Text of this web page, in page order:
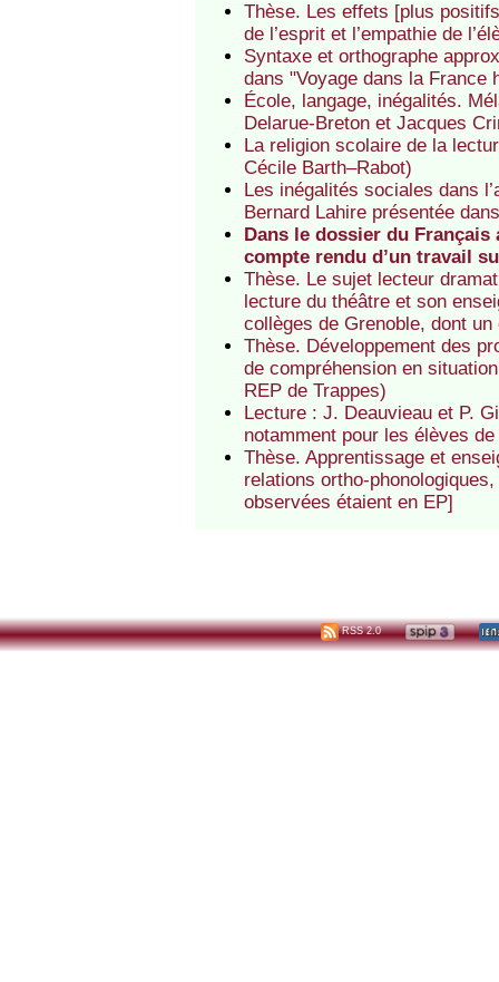
Thèse. Les effets [plus
de l’esprit et l’empathie de
Syntaxe et orthographe
dans "Voyage dans la France
École, langage, inégalités.
Delarue-Breton et Jacques
La religion scolaire de la
Cécile Barth–Rabot)
Les inégalités sociales dans
Bernard Lahire présentée
Dans le dossier du
compte rendu d’un travail
Thèse. Le sujet lecteur
lecture du théâtre et son
collèges de Grenoble, dont
Thèse. Développement des
de compréhension en
REP de Trappes)
Lecture : J. Deauvieau et P.
notamment pour les élèves
Thèse. Apprentissage et
relations ortho-
observées étaient en EP]
RSS 2.0